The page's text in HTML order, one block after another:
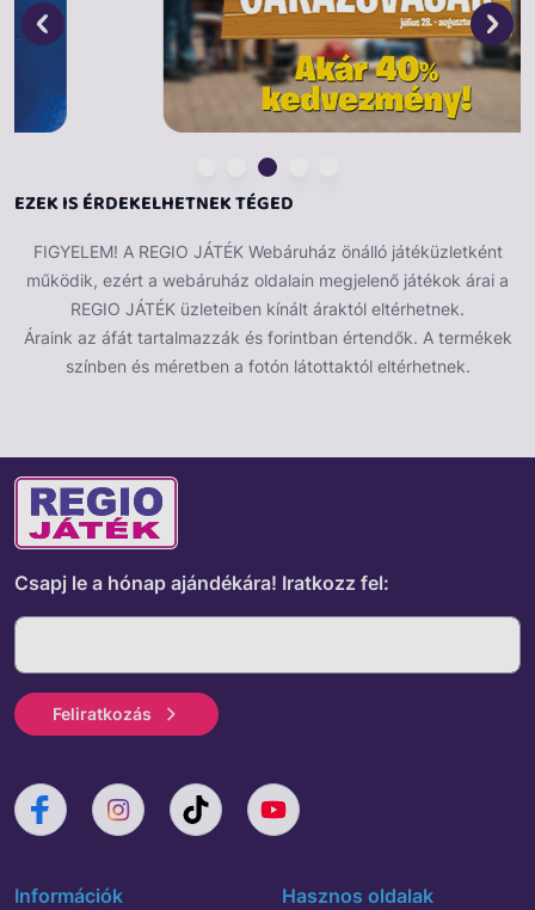
csatába.
készségfejlesztő, kreatív és logikai
játékokat
Forgatós logikai társasjáték
garantált kedvenc lesz!
EZEK IS ÉRDEKELHETNEK TÉGED
FIGYELEM! A REGIO JÁTÉK Webáruház önálló játéküzletként
működik, ezért a webáruház oldalain megjelenő játékok árai a
REGIO JÁTÉK üzleteiben kínált áraktól eltérhetnek.
Áraink az áfát tartalmazzák és forintban értendők. A termékek
színben és méretben a fotón látottaktól eltérhetnek.
Csapj le a hónap ajándékára! Iratkozz fel:
Feliratkozás
Információk
Hasznos oldalak